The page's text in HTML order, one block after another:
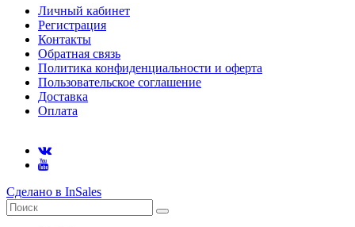
Личный кабинет
Регистрация
Контакты
Обратная связь
Политика конфиденциальности и оферта
Пользовательское соглашение
Доставка
Оплата
Сделано в InSales